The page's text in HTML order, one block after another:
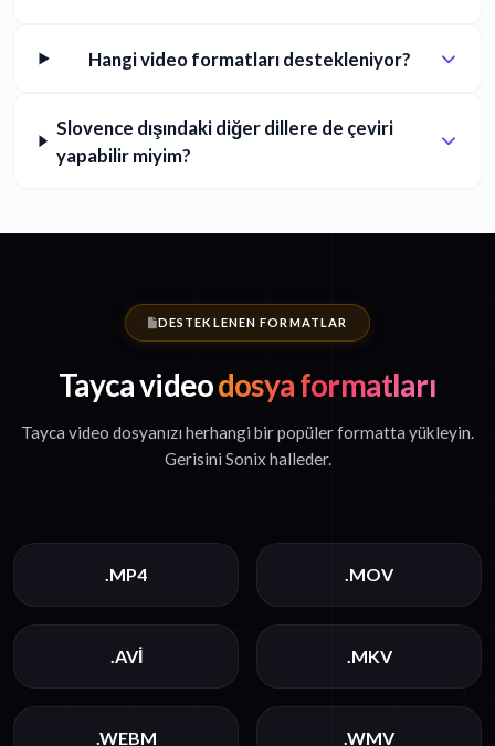
Hangi video formatları destekleniyor?
Slovence dışındaki diğer dillere de çeviri
yapabilir miyim?
DESTEKLENEN FORMATLAR
Tayca videodosya formatları
Tayca video dosyanızı herhangi bir popüler formatta yükleyin.
Gerisini Sonix halleder.
.MP4 .MOV
.AVI .MKV
.WEBM .WMV